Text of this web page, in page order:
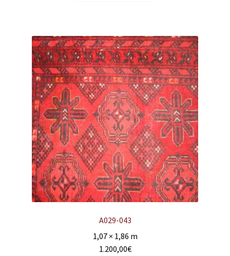
A029-043
1,07 × 1,86 m
1.200,00€